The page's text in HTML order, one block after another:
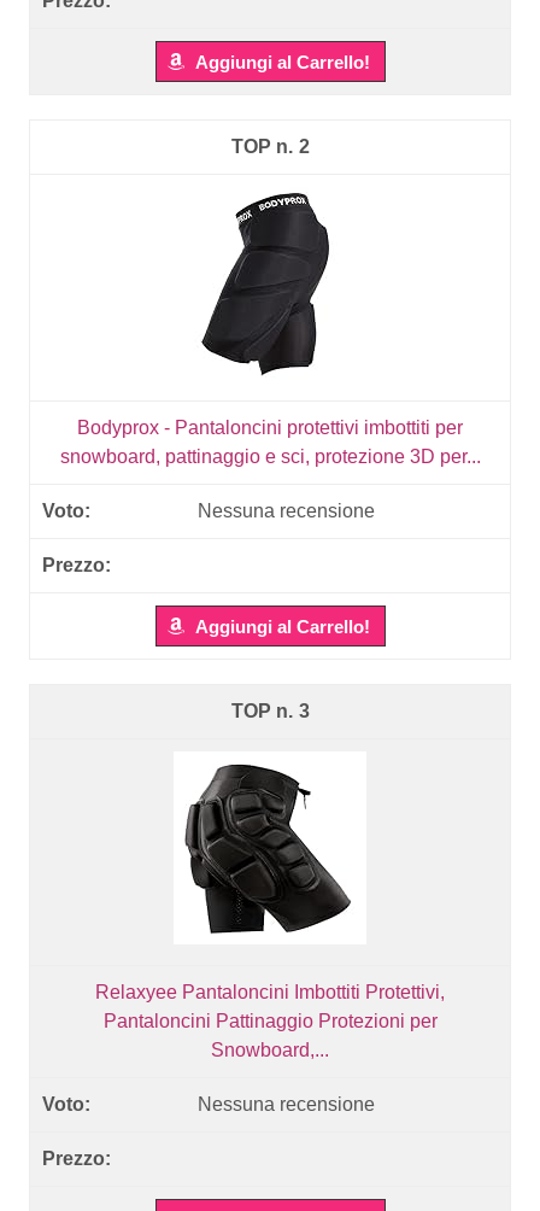
Aggiungi al Carrello!
2
Bodyprox - Pantaloncini protettivi imbottiti per
snowboard, pattinaggio e sci, protezione 3D per...
Nessuna recensione
Aggiungi al Carrello!
3
Relaxyee Pantaloncini Imbottiti Protettivi,
Pantaloncini Pattinaggio Protezioni per
Snowboard,...
Nessuna recensione